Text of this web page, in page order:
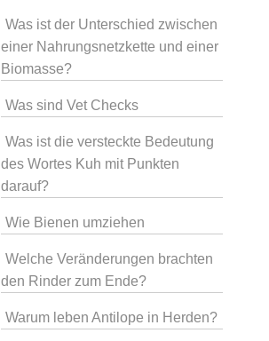
Was ist der Unterschied zwischen
einer Nahrungsnetzkette und einer
Biomasse?
Was sind Vet Checks
Was ist die versteckte Bedeutung
des Wortes Kuh mit Punkten
darauf?
Wie Bienen umziehen
Welche Veränderungen brachten
den Rinder zum Ende?
Warum leben Antilope in Herden?